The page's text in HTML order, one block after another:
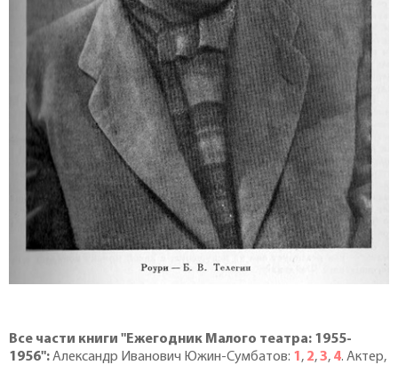
Все части книги "Ежегодник Малого театра: 1955-
1956":Александр Иванович Южин-Сумбатов: 1 , 2,3, 4. Актер,